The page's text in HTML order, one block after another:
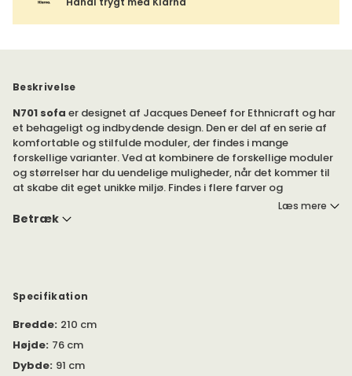
Beskrivelse
N701 sofa er designet af Jacques Deneef for Ethnicraft og har
et behageligt og indbydende design. Den er del af en serie af
komfortable og stilfulde moduler, der findes i mange
forskellige varianter. Ved at kombinere de forskellige moduler
og størrelser har du uendelige muligheder, når det kommer til
at skabe dit eget unikke miljø. Findes i flere farver og
Læs mere
Betræk
Specifikation
Bredde: 210 cm
Højde: 76 cm
Dybde: 91 cm